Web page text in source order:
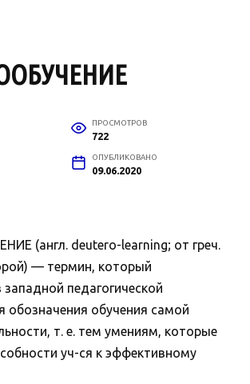
ПРОСМОТРОВ
722
ОПУБЛИКОВАНО
09.06.2020
(англ. deutero-learning; от греч.
— термин, который
западной педагогической
обозначения обучения самой
т. е. тем умениям, которые
уч-ся к эффективному